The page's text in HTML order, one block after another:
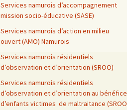
Services namurois d’accompagnement
mission socio-éducative (SASE)
Services namurois d’action en milieu
ouvert (AMO) Namurois
Services namurois résidentiels
d’observation et d’orientation (SROO)
Services namurois résidentiels
d’observation et d’orientation au bénéfice
d’enfants victimes de maltraitance (SROO